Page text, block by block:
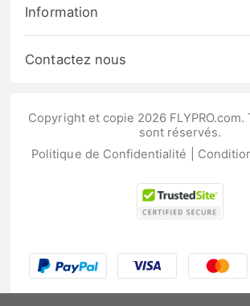
Information
Contactez nous
Copyright et copie 2026
sont réservés.
Politique de Confidentialité